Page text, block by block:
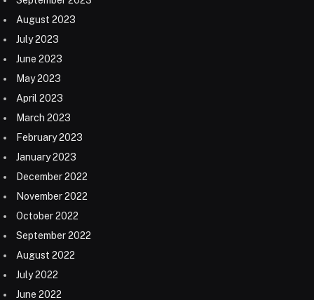
August 2023
July 2023
June 2023
May 2023
April 2023
March 2023
February 2023
January 2023
December 2022
November 2022
October 2022
September 2022
August 2022
July 2022
June 2022